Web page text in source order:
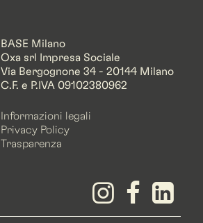
BASE Milano
Oxa srl Impresa Sociale
Via Bergognone 34 - 20144 Milano
C.F. e P.IVA 09102380962
Informazioni legali
Privacy Policy
Trasparenza